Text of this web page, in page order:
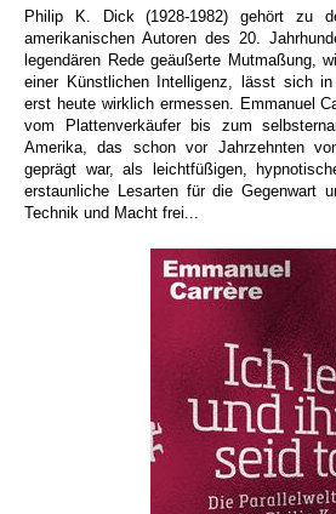
Philip K. Dick (1928-1982) gehört zu
amerikanischen Autoren des 20.
legendären Rede geäußerte Mutmaßung,
einer Künstlichen Intelligenz, lässt sich
erst heute wirklich ermessen. Emmanuel
vom Plattenverkäufer bis zum
Amerika, das schon vor Jahrzehnten
geprägt war, als leichtfüßigen,
erstaunliche Lesarten für die Gegenwart
Technik und Macht frei...